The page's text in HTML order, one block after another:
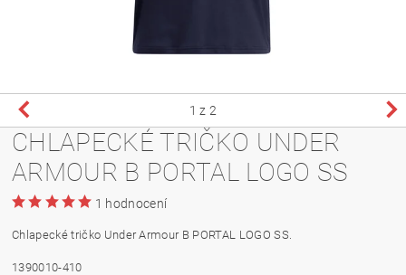
1 z 2
CHLAPECKÉ TRIČKO UNDER
ARMOUR B PORTAL LOGO SS
1 hodnocení
Chlapecké tričko Under Armour B PORTAL LOGO SS.
1390010-410